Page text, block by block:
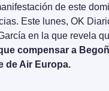
de este
Este lunes, OK
en la que revela
compensar a
de Air Europa.